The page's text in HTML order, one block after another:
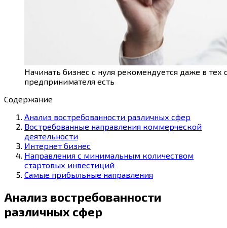
Начинать бизнес с нуля рекомендуется даже в тех
предпринимателя есть
Содержание
Анализ востребованности различных сфер
Востребованные направления коммерческой
деятельности
Интернет бизнес
Направления с минимальным количеством
стартовых инвестиций
Самые прибыльные направления
Анализ востребованности
различных сфер